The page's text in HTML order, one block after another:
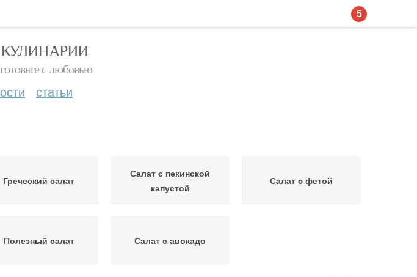
с любовью
статьи
Греческий салат
Салат с пекинской
капустой
Салат с фетой
Полезный салат Салат с авокадо
5